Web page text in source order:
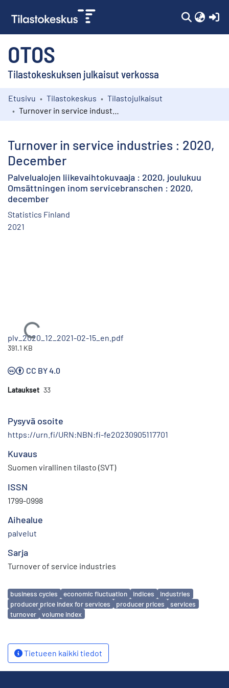
OTOS
Tilastokeskuksen julkaisut verkossa
Kokoelmat
Etusivu Tilastokeskus
Tilastojulkaisut
Turnover in service industries : 2020,
December
Palvelualojen liikevaihtokuvaaja : 2020, joulukuu
Omsättningen inom servicebranschen : 2020,
december
Statistics Finland
2021
Ladataan...
plv_2020_12_2021-02-15_en.pdf
391.1 KB
CC BY 4.0
Lataukset 33
Pysyvä osoite
https://urn.fi/URN:NBN:fi-fe20230905117701
Kuvaus
Suomen virallinen tilasto (SVT)
ISSN
1799-0998
Aihealue
palvelut
Sarja
Turnover of service industries
Avainsanat
business cycles economic fluctuation indices
industries
producer price index for services
producer prices
services
turnover
volume index
Tietueen kaikki tiedot